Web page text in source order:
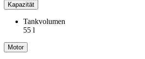
Kapazität
Tankvolumen
55 l
Motor